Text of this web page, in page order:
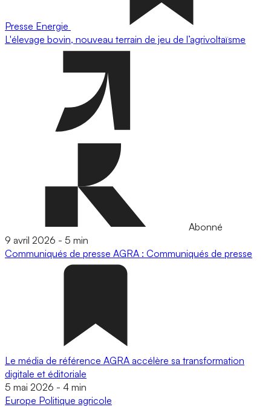
Presse Energie
L'élevage bovin, nouveau terrain de jeu de l’agrivoltaïsme
Abonné
9 avril 2026 - 5 min
Communiqués de presse AGRA : Communiqués de presse
Le média de référence AGRA accélère sa transformation
digitale et éditoriale
5 mai 2026 - 4 min
Europe Politique agricole